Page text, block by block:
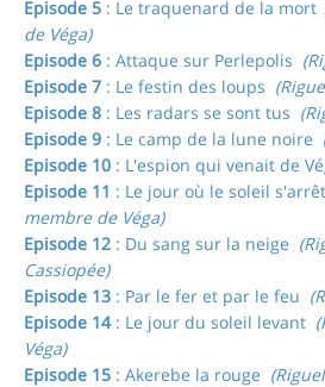
Episode 5 : Le traquenard de la mort
de Véga)
Episode 6 : Attaque sur Perlepolis
Episode 7 : Le festin des loups
Episode 8 : Les radars se sont tus
Episode 9 : Le camp de la lune noire
Episode 10 : L'espion qui venait de
Episode 11 : Le jour où le soleil
membre de Véga)
Episode 12 : Du sang sur la neige
Cassiopée)
Episode 13 : Par le fer et par le feu
Episode 14: Le jour du soleil levant
Véga)
Episode 15 : Akerebe la rouge